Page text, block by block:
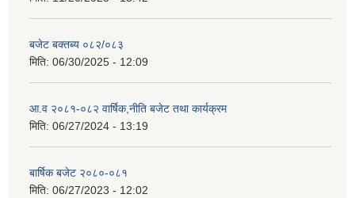
बजेट बक्तब्य ०८२/०८३
मिति: 06/30/2025 - 12:09
आ.व २०८१-०८२ वार्षिक,नीति बजेट तथा कार्यक्रम
मिति: 06/27/2024 - 13:19
बार्षिक बजेट २०८०-०८१
मिति: 06/27/2023 - 12:02